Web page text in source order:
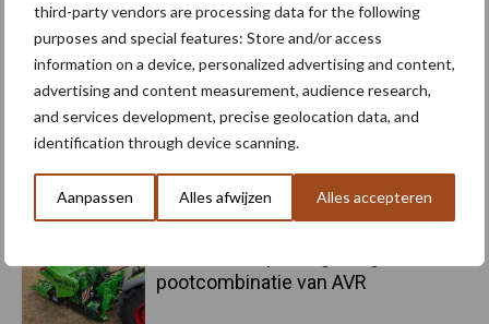
third-party vendors are processing data for the following
purposes and special features: Store and/or access
information on a device, personalized advertising and content,
advertising and content measurement, audience research,
and services development, precise geolocation data, and
identification through device scanning.
Aanpassen Alles afwijzen Alles accepteren
Sidebar
6 aug
"Hoge verwachtingen van schijven
voor kouters"
5 aug
Oogst biologische aardappelen in
volle gang
pootcombinatie van AVR